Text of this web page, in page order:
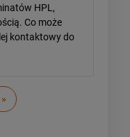
HPL,
Co może
kontaktowy do